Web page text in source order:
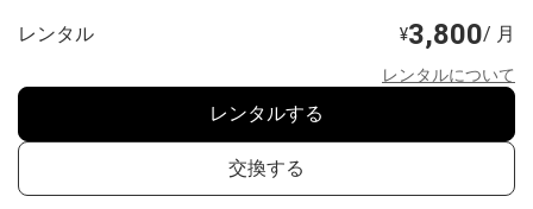
レンタル ¥3,800/ 月
レンタルについて
レンタルする
交換する